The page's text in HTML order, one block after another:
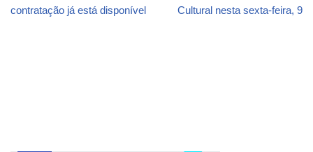
contratação já está disponível
Cultural nesta sexta-feira, 9